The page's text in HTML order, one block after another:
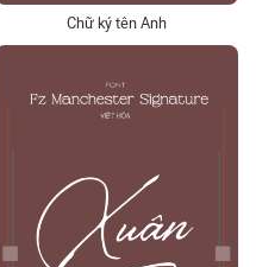
Chữ ký tên Anh